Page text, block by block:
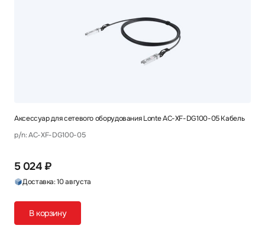
Аксессуар для сетевого оборудования Lonte AC-XF-DG100-05 Кабель
p/n: AC-XF-DG100-05
5 024 ₽
Доставка: 10 августа
В корзину